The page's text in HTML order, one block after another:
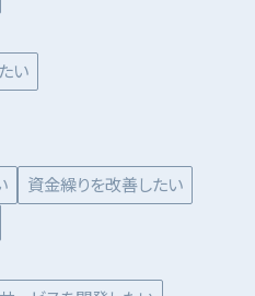
い
資金繰りを改善したい